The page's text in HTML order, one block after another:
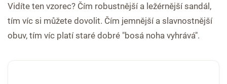
Vidíte ten vzorec? Čím robustnější a ležérnější sandál,
tím víc si můžete dovolit. Čím jemnější a slavnostnější
obuv, tím víc platí staré dobré "bosá noha vyhrává".